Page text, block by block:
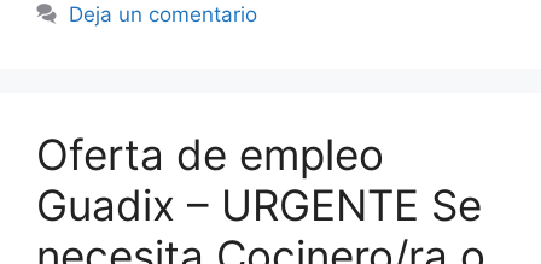
Deja un comentario
Oferta de empleo
Guadix – URGENTE Se